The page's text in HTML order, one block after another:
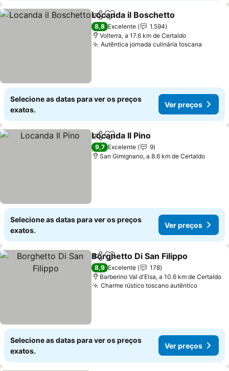
PartilharAdicionar aos favoritos
Locanda il Boschetto
8,8 Excelente
1.594
Volterra, a 17.6 km de Certaldo
Autêntica jornada culinária toscana
Selecione as datas para ver os preços
exatos.
Ver preços
PartilharAdicionar aos favoritos
Locanda Il Pino
9,7 Excelente
9
San Gimignano, a 8.6 km de Certaldo
Selecione as datas para ver os preços
exatos.
Ver preços
PartilharAdicionar aos favoritos
Borghetto Di San Filippo
8,9 Excelente
178
Barberino Val d'Elsa, a 10.6 km de Certaldo
Charme rústico toscano autênticoVer
Selecione as datas para ver os preços
exatos.
Ver preços